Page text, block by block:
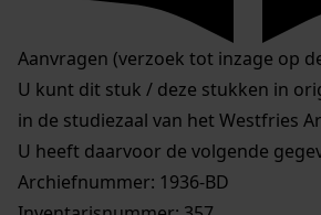
Aanvragen (verzoek tot inzage op
U kunt dit stuk / deze stukken in
in de studiezaal van het Westfries
U heeft daarvoor de volgende
Archiefnummer: 1936-BD